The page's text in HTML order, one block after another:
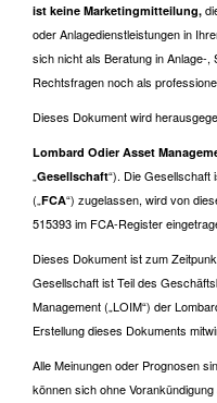
ist keine Marketingmitteilung,
oder Anlagedienstleistungen in
sich nicht als Beratung in Anlage-
Rechtsfragen noch als
Dieses Dokument wird
Lombard Odier Asset
„Gesellschaft“). Die
(„FCA“) zugelassen, wird von
515393 im FCA-Register
Dieses Dokument ist zum
Gesellschaft ist Teil des
Management („LOIM“) der
Erstellung dieses Dokuments
Alle Meinungen oder Prognosen
können sich ohne